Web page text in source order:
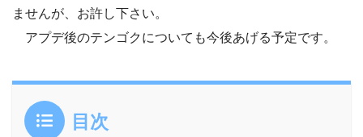
ませんが、お許し下さい。
アプデ後のテンゴクについても今後あげる予定です。
目次